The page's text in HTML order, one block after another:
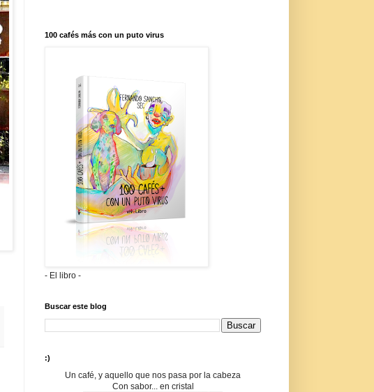
100 cafés más con un puto virus
- El libro -
Buscar este blog
:)
Un café, y aquello que nos pasa por la cabeza
Con sabor... en cristal